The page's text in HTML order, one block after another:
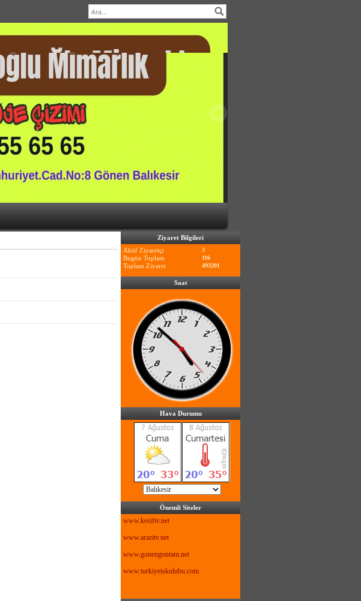
Ziyaret Bilgileri
Aktif Ziyaretçi
3
Bugün Toplam 116
Toplam Ziyaret 493201
Saat
Hava Durumu
Önemli Siteler
www.kesiftv.net
www.arazitv.net
www.gonengontam.net
www.turkiyeiskulubu.com